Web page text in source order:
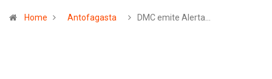
Home Antofagasta DMC emite Alerta…